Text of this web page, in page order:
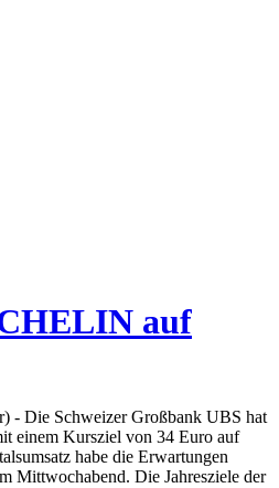
auf
- Die Schweizer Großbank UBS hat
einem Kursziel von 34 Euro auf
habe die Erwartungen
Mittwochabend. Die Jahresziele der